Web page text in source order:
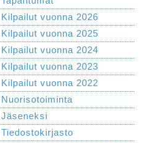
Kilpailut vuonna 2026
Kilpailut vuonna 2025
Kilpailut vuonna 2024
Kilpailut vuonna 2023
Kilpailut vuonna 2022
Nuorisotoiminta
Jäseneksi
Tiedostokirjasto